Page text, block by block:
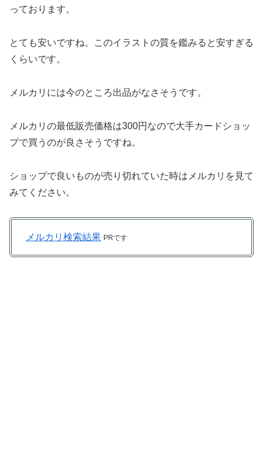
っております。
とても安いですね。このイラストの質を鑑みると安すぎる
くらいです。
メルカリには今のところ出品がなさそうです。
メルカリの最低販売価格は300円なので大手カードショッ
プで買うのが良さそうですね。
ショップで良いものが売り切れていた時はメルカリを見て
みてください。
メルカリ検索結果 PRです